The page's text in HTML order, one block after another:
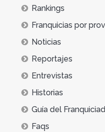
Rankings
Franquicias por
Noticias
Reportajes
Entrevistas
Historias
Guía del
Faqs